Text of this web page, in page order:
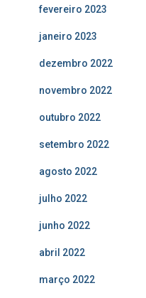
fevereiro 2023
janeiro 2023
dezembro 2022
novembro 2022
outubro 2022
setembro 2022
agosto 2022
julho 2022
junho 2022
abril 2022
março 2022